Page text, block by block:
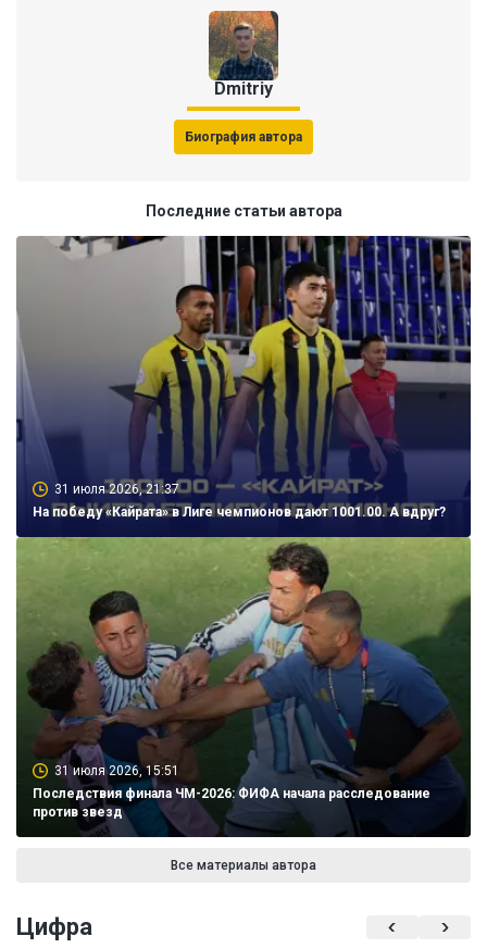
Dmitriy
Биография автора
Последние статьи автора
31 июля 2026, 21:37
На победу «Кайрата» в Лиге чемпионов дают 1001.00. А вдруг?
31 июля 2026, 15:51
Последствия финала ЧМ-2026: ФИФА начала расследование
против звезд
Все материалы автора
Цифра